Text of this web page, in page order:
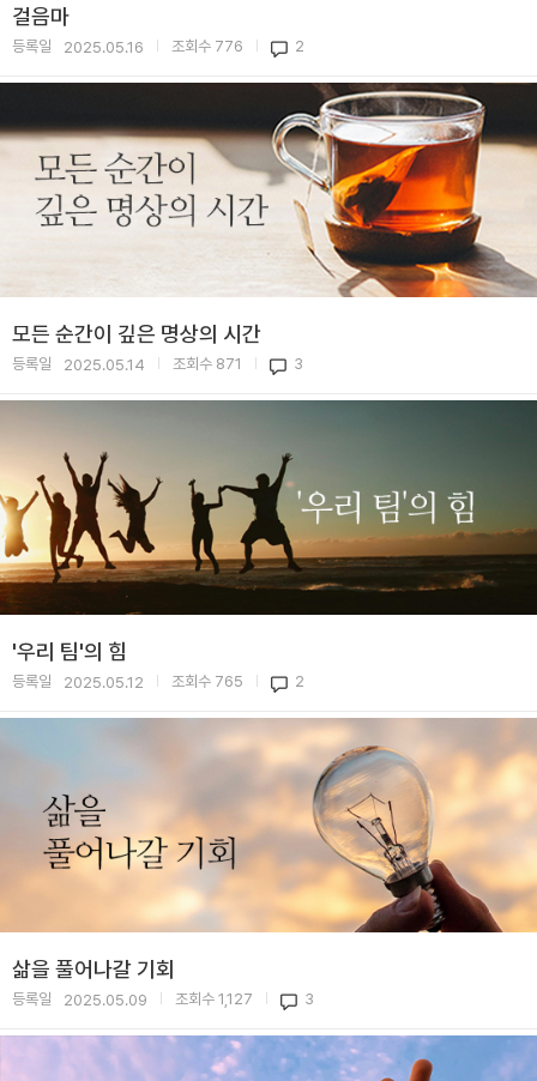
걸음마
등록일 2025.05.16 조회수 776 2
모든 순간이 깊은 명상의 시간
등록일 2025.05.14 조회수 871 3
'우리 팀'의 힘
등록일 2025.05.12 조회수 765 2
삶을 풀어나갈 기회
등록일 2025.05.09 조회수 1,127 3